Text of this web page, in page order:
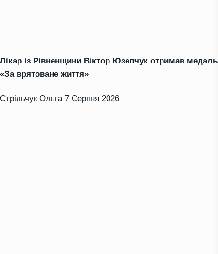
Лікар із Рівненщини Віктор Юзепчук отримав медаль
«За врятоване життя»
Стрільчук Ольга 7 Серпня 2026